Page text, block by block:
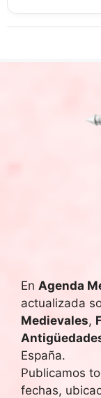
En Agenda
actualizada
Medievales,
España.
Publicamos
fechas,